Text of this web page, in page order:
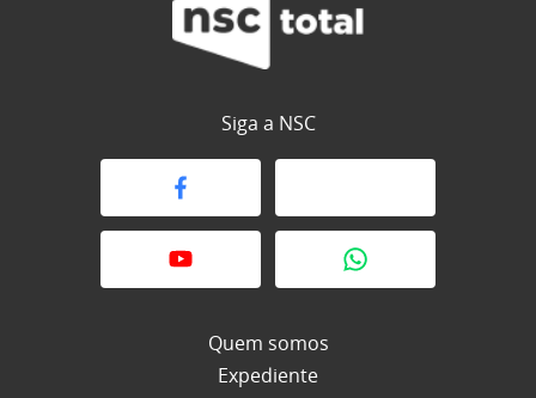
Siga a NSC
Quem somos
Expediente